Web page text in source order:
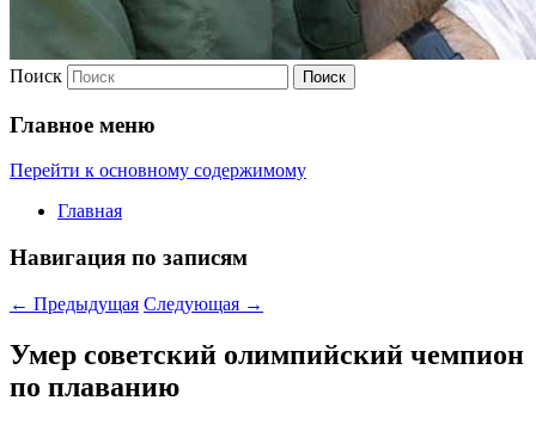
Поиск
Главное меню
Перейти к основному содержимому
Главная
Навигация по записям
← Предыдущая Следующая →
Умер советский олимпийский чемпион
по плаванию